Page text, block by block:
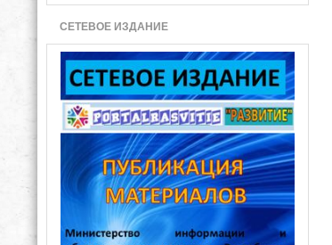
СЕТЕВОЕ ИЗДАНИЕ